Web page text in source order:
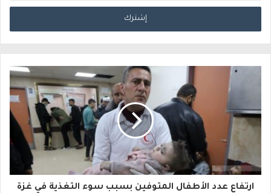
د
خ
ي
ا
ارتفاع عدد الأطفال المتوفين بسبب سوء التغذية في غزة